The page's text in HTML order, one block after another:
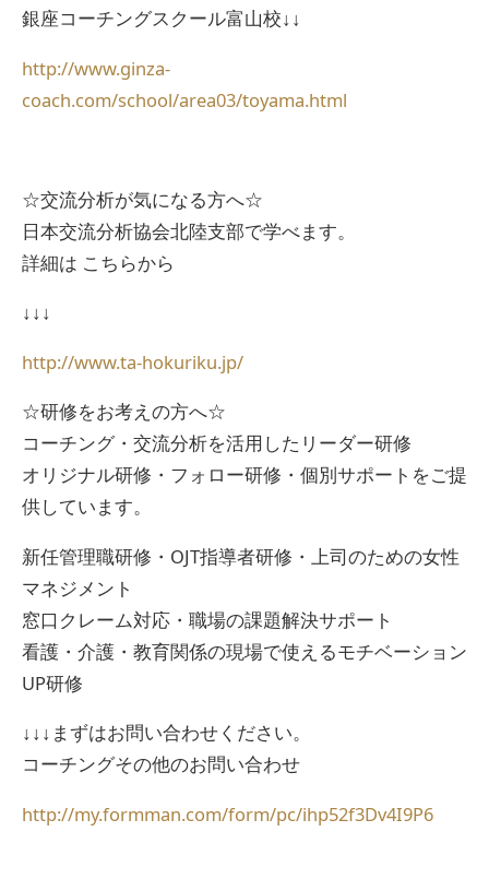
銀座コーチングスクール富山校↓↓
http://www.ginza-
coach.com/school/area03/toyama.html
☆交流分析が気になる方へ☆
日本交流分析協会北陸支部で学べます。
詳細は こちらから
↓↓↓
http://www.ta-hokuriku.jp/
☆研修をお考えの方へ☆
コーチング・交流分析を活用したリーダー研修
オリジナル研修・フォロー研修・個別サポートをご提
供しています。
新任管理職研修・OJT指導者研修・上司のための女性
マネジメント
窓口クレーム対応・職場の課題解決サポート
看護・介護・教育関係の現場で使えるモチベーション
UP研修
↓↓↓まずはお問い合わせください。
コーチングその他のお問い合わせ
http://my.formman.com/form/pc/ihp52f3Dv4I9P6